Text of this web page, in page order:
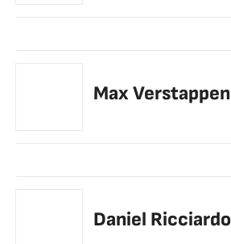
Max Verstappen
Daniel Ricciardo